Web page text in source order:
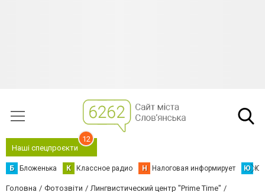
Наші спецпроєкти
12
Б Бложенька К Классное радио Н Налоговая информирует Ю
Головна Фотозвіти
Лингвистический центр "Prime Time"